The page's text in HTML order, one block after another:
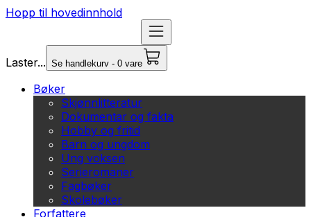
Hopp til hovedinnhold
Laster... Se handlekurv - 0 vare
Bøker
Skjønnlitteratur
Dokumentar og fakta
Hobby og fritid
Barn og ungdom
Ung voksen
Serieromaner
Fagbøker
Skolebøker
Forfattere